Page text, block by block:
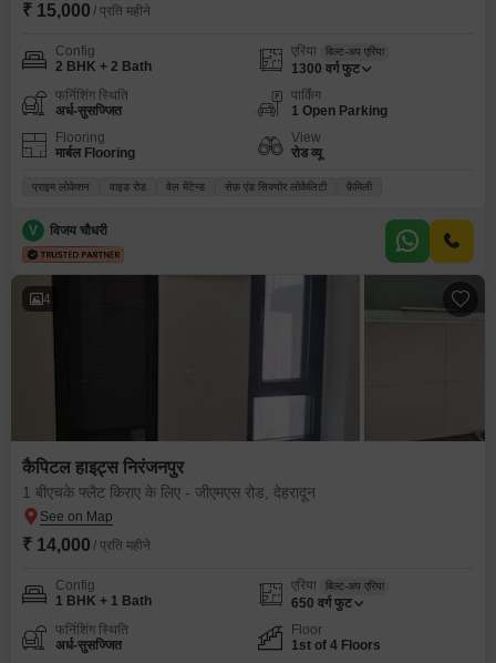
₹ 15,000 / प्रति महीने
Config
2 BHK + 2 Bath
एरिया बिल्ट-अप एरिया
1300 वर्ग फुट
फर्निशिंग स्थिति
अर्ध-सुसज्जित
पार्किंग
1 Open Parking
Flooring
मार्बल Flooring
View
रोड व्यू
प्राइम लोकेशन वाइड रोड वेल मेंटेन्ड सेफ़ एंड सिक्योर लोकैलिटी फ़ैमिली
V विजय चौधरी
4
कैपिटल हाइट्स निरंजनपुर
1 बीएचके फ्लैट किराए के लिए - जीएमएस रोड, देहरादून
₹ 14,000 / प्रति महीने
Config
1 BHK + 1 Bath
एरिया बिल्ट-अप एरिया
650 वर्ग फुट
फर्निशिंग स्थिति
अर्ध-सुसज्जित
Floor
1st of 4 Floors